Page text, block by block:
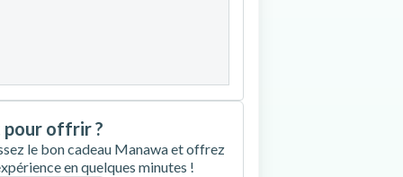
pour offrir ?
le bon cadeau Manawa et offrez
en quelques minutes !